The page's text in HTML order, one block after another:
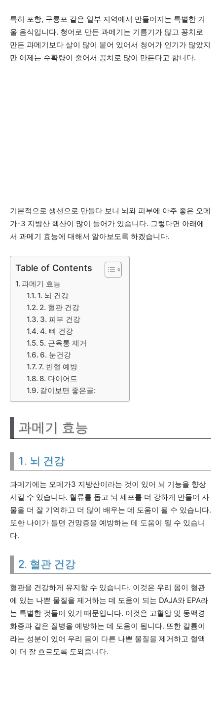
특히 포항, 구룡포 같은 일부 지역에서 만들어지는 특별한 겨
울 음식입니다. 청어로 만든 과메기는 기름기가 많고 꽁치로
만든 과메기보다 살이 많이 붙어 있어서 청어가 인기가 많았지
만 이제는 수확량이 줄어서 꽁치로 많이 만든다고 합니다.
기본적으로 생선으로 만들다 보니 뇌와 피부에 아주 좋은 오메
가-3 지방산 핵산이 많이 들어가 있습니다. 그렇다면 아래에
서 과메기 효능에 대해서 알아보도록 하겠습니다.
Table of Contents
과메기 효능
1. 뇌 건강
2. 혈관 건강
3. 피부 건강
4. 뼈 건강
5. 근육통 제거
6. 눈건강
7. 빈혈 예방
8. 다이어트
같이보면 좋은글:
과메기 효능
1. 뇌 건강
과메기에는 오메가3 지방산이라는 것이 있어 뇌 기능을 향상
시킬 수 있습니다. 혈류를 돕고 뇌 세포를 더 강하게 만들어 사
물을 더 잘 기억하고 더 많이 배우는 데 도움이 될 수 있습니다.
또한 나이가 들면 건망증을 예방하는 데 도움이 될 수 있습니
다.
2. 혈관 건강
혈관을 건강하게 유지할 수 있습니다. 이것은 우리 몸이 혈관
에 있는 나쁜 물질을 제거하는 데 도움이 되는 DAJA와 EPA라
는 특별한 것들이 있기 때문입니다. 이것은 고혈압 및 동맥경
화증과 같은 질병을 예방하는 데 도움이 됩니다. 또한 칼륨이
라는 성분이 있어 우리 몸이 다른 나쁜 물질을 제거하고 혈액
이 더 잘 흐르도록 도와줍니다.